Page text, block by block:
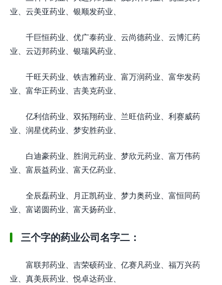
业、云美亚药业、银顺发药业、
千巨恒药业、优广泰药业、云尚德药业、云博汇药
业、云迈邦药业、银瑞风药业、
千旺天药业、铁吉雅药业、富万润药业、富华发药
业、富华正药业、吉美克药业、
亿利信药业、双拓翔药业、兰旺信药业、利赛威药
业、润星优药业、梦安胜药业、
白迪豪药业、胜润元药业、梦欣元药业、富万伟药
业、富辰益药业、富天亿药业、
全辰磊药业、月正凯药业、梦力奥药业、富恒同药
业、富诺圆药业、富天扬药业、
三个字的药业公司名字二：
富联邦药业、吉荣硕药业、亿赛凡药业、福万兴药
业、真美辰药业、悦卓达药业、